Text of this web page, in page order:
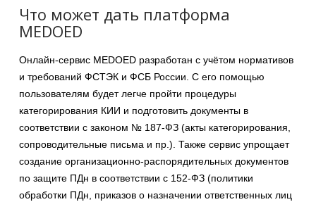
Что может дать платформа
MEDOED
Онлайн-сервис MEDOED разработан с учётом нормативов
и требований ФСТЭК и ФСБ России. С его помощью
пользователям будет легче пройти процедуры
категорирования КИИ и подготовить документы в
соответствии с законом № 187-ФЗ (акты категорирования,
сопроводительные письма и пр.). Также сервис упрощает
создание организационно-распорядительных документов
по защите ПДн в соответствии с 152-ФЗ (политики
обработки ПДн, приказов о назначении ответственных лиц